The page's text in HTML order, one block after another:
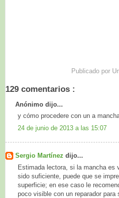
Publicado por
129 comentarios :
Anónimo dijo...
y cómo procedere con un a
24 de junio de 2013 a las 15:07
Sergio Martínez dijo...
Estimada lectora, si la mancha es
sido suficiente, puede que se
superficie; en ese caso le
poco visible con un reparador